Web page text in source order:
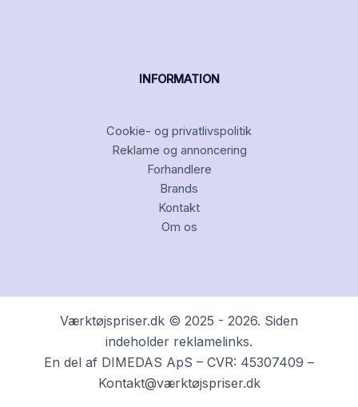
INFORMATION
Cookie- og privatlivspolitik
Reklame og annoncering
Forhandlere
Brands
Kontakt
Om os
Værktøjspriser.dk © 2025 - 2026. Siden
indeholder reklamelinks.
En del af DIMEDAS ApS – CVR: 45307409 –
Kontakt@værktøjspriser.dk